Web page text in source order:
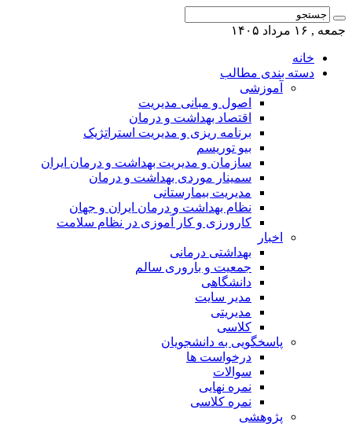
جمعه , ۱۶ مرداد ۱۴۰۵
خانه
دسته بندی مطالب
آموزشی
اصول و مبانی مدیریت
اقتصاد بهداشت و درمان
برنامه ریزی و مدیریت استراتژیک
بیو توریسم
سازمان و مدیریت بهداشت و درمان ایران
سمینار موردی بهداشت و درمان
مدیریت بیمارستانی
نظام بهداشت و درمان ایران و جهان
کارورزی و کار آموزی در نظام سلامت
اخبار
بهداشتی درمانی
جمعیت و باروری سالم
دانشگاهی
مدیر سایت
مدیریتی
کلاسی
پاسخگویی به دانشجویان
درخواست ها
سوالات
نمره نهایی
نمره کلاسی
پژوهشی